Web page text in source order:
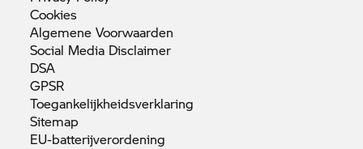
Cookies
AlgemeneVoorwaarden
Social Media Disclaimer
DSA
GPSR
Toegankelijkheidsverklaring
Sitemap
EU-batterijverordening